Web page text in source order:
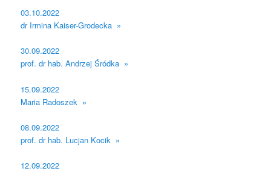
03.10.2022
dr Irmina Kaiser-Grodecka »
30.09.2022
prof. dr hab. Andrzej Śródka »
15.09.2022
Maria Radoszek »
08.09.2022
prof. dr hab. Lucjan Kocik »
12.09.2022